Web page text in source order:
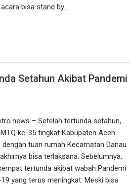
bisa stand by…
Setahun Akibat Pandemi
– Setelah tertunda setahun,
ke-35 tingkat Kabupaten Aceh
dengan tuan rumah Kecamatan Danau
bisa terlaksana. Sebelumnya,
tertunda akibat wabah Pandemi
yang terus meningkat. Meski bisa